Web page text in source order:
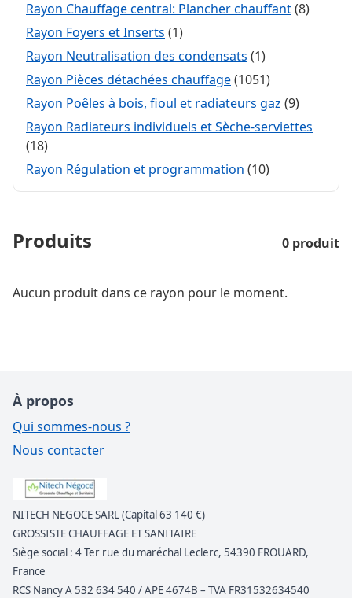
Rayon Chauffage central: Plancher chauffant(8)
Rayon Foyers et Inserts (1)
Rayon Neutralisation des condensats (1)
Rayon Pièces détachées chauffage(1051)
Rayon Poêles à bois, fioul et radiateurs gaz (9)
Rayon Radiateurs individuels et Sèche-serviettes
(18)
Rayon Régulation et programmation (10)
Produits 0 produit
Aucun produit dans ce rayon pour le moment.
À propos
Qui sommes-nous ?
Nous contacter
NITECH NEGOCE SARL (Capital 63 140 €)
GROSSISTE CHAUFFAGE ET SANITAIRE
Siège social : 4 Ter rue du maréchal Leclerc, 54390 FROUARD,
France
RCS Nancy A 532 634 540 / APE 4674B – TVA FR31532634540